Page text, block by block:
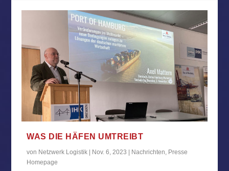
WAS DIE HÄFEN UMTREIBT
von Netzwerk Logistik | Nov. 6, 2023 | Nachrichten Presse
Homepage